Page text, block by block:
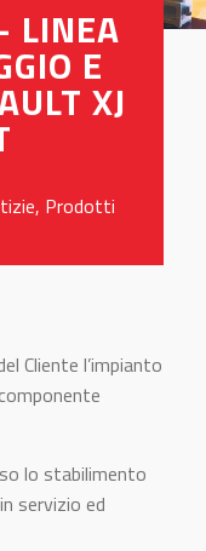
LINEA
E
XJ
, Prodotti
Cliente l’impianto
lo stabilimento
servizio ed